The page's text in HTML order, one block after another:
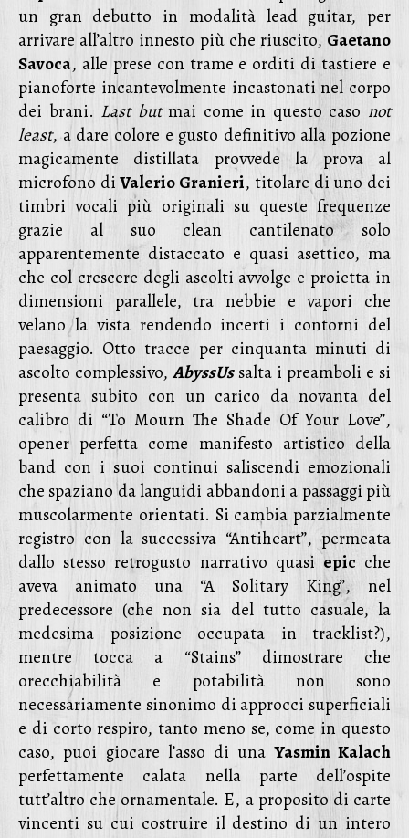
un gran debutto in modalità lead guitar, per
arrivare all’altro innesto più che riuscito, Gaetano
Savoca, alle prese con trame e orditi di tastiere e
pianoforte incantevolmente incastonati nel corpo
dei brani. Last butmai come in questo caso not
least, a dare colore e gusto definitivo alla pozione
magicamente distillata provvede la prova al
microfono diValerio Granieri, titolare di uno dei
timbri vocali più originali su queste frequenze
grazie al suo clean cantilenato solo
apparentemente distaccato e quasi asettico, ma
che col crescere degli ascolti avvolge e proietta in
dimensioni parallele, tra nebbie e vapori che
velano la vista rendendo incerti i contorni del
paesaggio. Otto tracce per cinquanta minuti di
ascolto complessivo, AbyssUssalta i preamboli e si
presenta subito con un carico da novanta del
calibro di “To Mourn The Shade Of Your Love”,
opener perfetta come manifesto artistico della
band con i suoi continui saliscendi emozionali
che spaziano da languidi abbandoni a passaggi più
muscolarmente orientati. Si cambia parzialmente
registro con la successiva “Antiheart”, permeata
dallo stesso retrogusto narrativo quasiepic che
aveva animato una “A Solitary King”, nel
predecessore (che non sia del tutto casuale, la
medesima posizione occupata in tracklist?),
mentre tocca a “Stains” dimostrare che
orecchiabilità e potabilità non sono
necessariamente sinonimo di approcci superficiali
e di corto respiro, tanto meno se, come in questo
caso, puoi giocare l’asso di unaYasmin Kalach
perfettamente calata nella parte dell’ospite
tutt’altro che ornamentale. E, a proposito di carte
vincenti su cui costruire il destino di un intero